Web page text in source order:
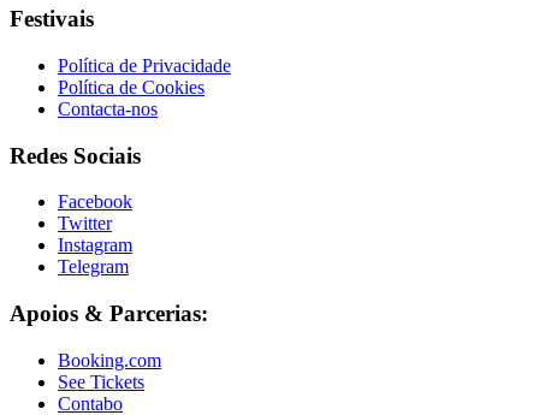
Festivais
Política de Privacidade
Política de Cookies
Contacta-nos
Redes Sociais
Facebook
Twitter
Instagram
Telegram
Apoios & Parcerias:
Booking.com
See Tickets
Contabo